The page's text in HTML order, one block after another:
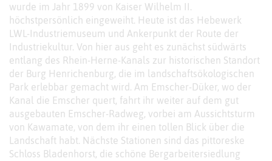
wurde im Jahr 1899 von Kaiser Wilhelm II.
höchstpersönlich eingeweiht. Heute ist das Hebewerk
LWL-Industriemuseum und Ankerpunkt der Route der
Industriekultur. Von hier aus geht es zunächst südwärts
entlang des Rhein-Herne-Kanals zur historischen Standort
der Burg Henrichenburg, die im landschaftsökologischen
Park erlebbar gemacht wird. Am Emscher-Düker, wo der
Kanal die Emscher quert, fahrt ihr weiter auf dem gut
ausgebauten Emscher-Radweg, vorbei am Aussichtsturm
von Kawamate, von dem ihr einen tollen Blick über die
Landschaft habt. Nächste Stationen sind das pittoreske
Schloss Bladenhorst, die schöne Bergarbeitersiedlung